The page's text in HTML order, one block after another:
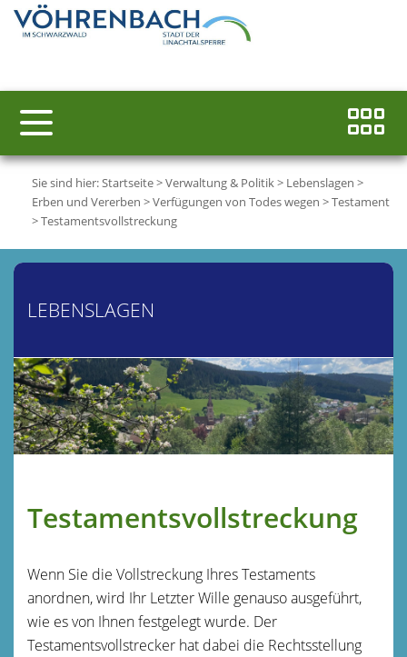
Sie sind hier:Startseite>Verwaltung & Politik> Lebenslagen >
Erben und Vererben >Verfügungen von Todes wegen >Testament
>Testamentsvollstreckung
LEBENSLAGEN
Testamentsvollstreckung
Wenn Sie die Vollstreckung Ihres Testaments
anordnen, wird Ihr Letzter Wille genauso ausgeführt,
wie es von Ihnen festgelegt wurde. Der
Testamentsvollstrecker hat dabei die Rechtsstellung